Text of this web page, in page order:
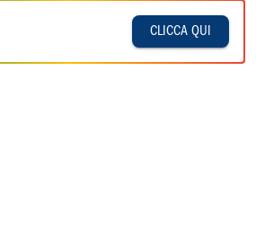
CLICCA QUI